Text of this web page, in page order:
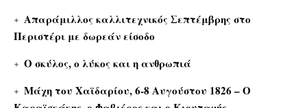
Απαράμιλλος καλλιτεχνικός Σεπτέμβρης στο
Περιστέρι με δωρεάν είσοδο
Ο σκύλος, ο λύκος και η ανθρωπιά
Μάχη του Χαϊδαρίου, 6-8 Αυγούστου 1826 – Ο